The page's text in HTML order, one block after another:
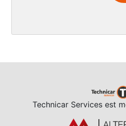
Technicar Services est